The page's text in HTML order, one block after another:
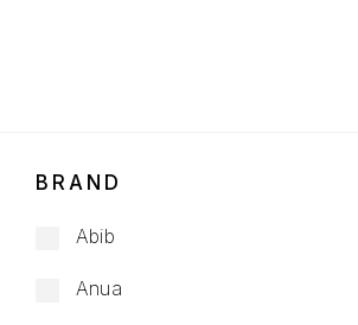
BRAND
Abib
Anua